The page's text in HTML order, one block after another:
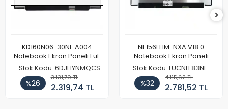
KD160N06-30NI-A004
Notebook Ekran Paneli Full
HD
Stok Kodu: 6DJHYNMQCS
%26
3.131,70 TL
2.319,74 TL
NE156FHM-NXA V18.0
Notebook Ekran Paneli
144Hz
Stok Kodu: LUCNLF83NF
%32
4.115,62 TL
2.781,52 TL